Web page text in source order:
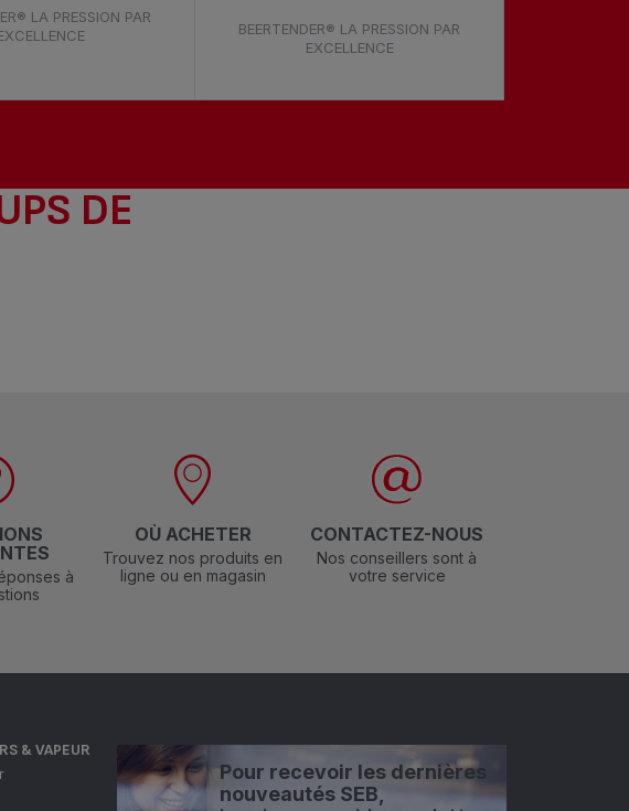
LA PRESSION PAR
BEERTENDER® LA PRESSION PAR
EXCELLENCE
DE
à
OÙ ACHETER
Trouvez nos produits en
ligne ou en magasin
CONTACTEZ-NOUS
Nos conseillers sont à
votre service
& VAPEUR
Pour recevoir les dernières
nouveautés SEB,